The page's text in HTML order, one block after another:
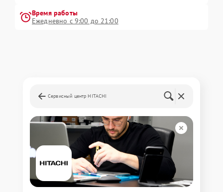
Время работы
Ежедневно с 9:00 до 21:00
Сервисный центр HITACHI